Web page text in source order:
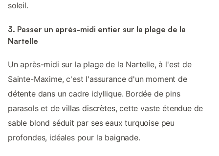
soleil.
3. Passer un après-midi entier sur la plage de la
Nartelle
Un après-midi sur la plage de la Nartelle, à l'est de
Sainte-Maxime, c'est l'assurance d'un moment de
détente dans un cadre idyllique. Bordée de pins
parasols et de villas discrètes, cette vaste étendue de
sable blond séduit par ses eaux turquoise peu
profondes, idéales pour la baignade.